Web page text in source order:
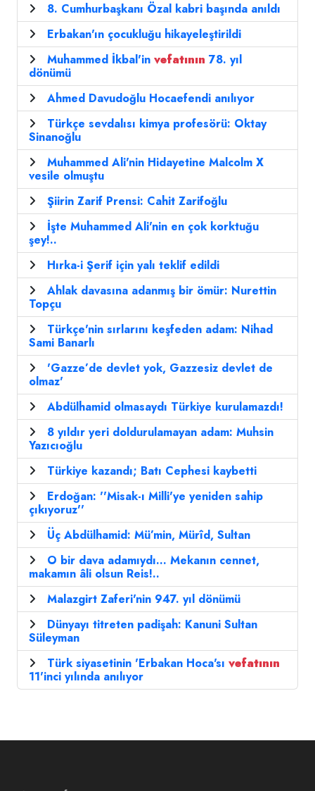
8. Cumhurbaşkanı Özal kabri başında anıldı
Erbakan'ın çocukluğu hikayeleştirildi
Muhammed İkbal'in vefatının 78. yıl
dönümü
Ahmed Davudoğlu Hocaefendi anılıyor
Türkçe sevdalısı kimya profesörü: Oktay
Sinanoğlu
Muhammed Ali'nin Hidayetine Malcolm X
vesile olmuştu
Şiirin Zarif Prensi: Cahit Zarifoğlu
İşte Muhammed Ali'nin en çok korktuğu
şey!..
Hırka-i Şerif için yalı teklif edildi
Ahlak davasına adanmış bir ömür: Nurettin
Topçu
Türkçe'nin sırlarını keşfeden adam: Nihad
Sami Banarlı
'Gazze’de devlet yok, Gazzesiz devlet de
olmaz'
Abdülhamid olmasaydı Türkiye kurulamazdı!
8 yıldır yeri doldurulamayan adam: Muhsin
Yazıcıoğlu
Türkiye kazandı; Batı Cephesi kaybetti
Erdoğan: ''Misak-ı Milli'ye yeniden sahip
çıkıyoruz''
Üç Abdülhamid: Mü’min, Mürîd, Sultan
O bir dava adamıydı... Mekanın cennet,
makamın âli olsun Reis!..
Malazgirt Zaferi'nin 947. yıl dönümü
Dünyayı titreten padişah: Kanuni Sultan
Süleyman
Türk siyasetinin 'Erbakan Hoca'sı vefatının
11'inci yılında anılıyor